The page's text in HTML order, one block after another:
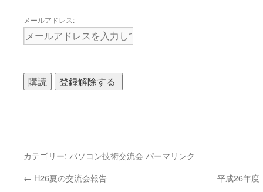
メールアドレス:
カテゴリー: パソコン技術交流会 パーマリンク
← H26夏の交流会報告 平成26年度